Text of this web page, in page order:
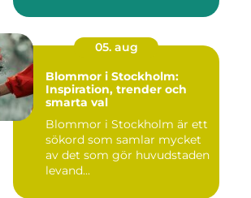
05. aug
Blommor i Stockholm:
Inspiration, trender och
smarta val
Blommor i Stockholm är ett
sökord som samlar mycket
av det som gör huvudstaden
levand...